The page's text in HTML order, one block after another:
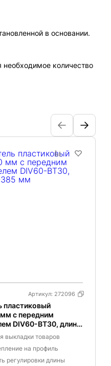
в основании.
необходимое количество
Артикул: 272096
пластиковый
с передним
DIV60-BT30, длина
выкладки товаров
на профиль
регулировки длины